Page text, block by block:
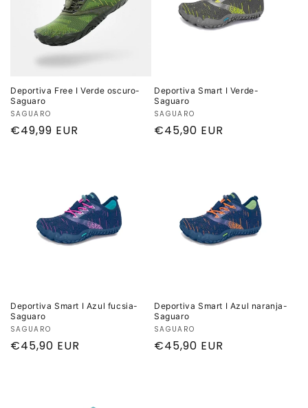
:
Deportiva Free I Verde oscuro-
Saguaro
Proveedor:
SAGUARO
Precio
€49,99 EUR
Deportiva Smart I Verde-
Saguaro
Proveedor:
SAGUARO
Precio
€45,90 EUR
Deportiva Smart I Azul fucsia-
Saguaro
Proveedor:
SAGUARO
Precio
€45,90 EUR
Deportiva Smart I Azul naranja-
Saguaro
Proveedor:
SAGUARO
Precio
€45,90 EUR